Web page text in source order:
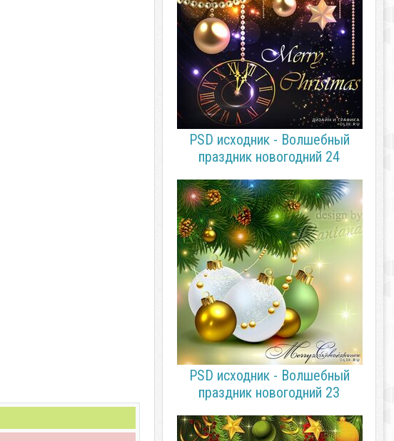
PSD исходник - Волшебный
праздник новогодний 24
PSD исходник - Волшебный
праздник новогодний 23